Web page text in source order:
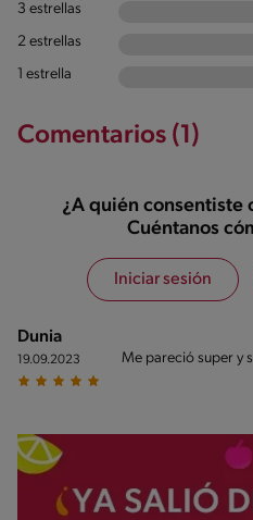
3 estrellas
2 estrellas
1 estrella
Comentarios (1)
¿A quién consentiste
Cuéntanos
Iniciar sesión
Dunia
19.09.2023 Me pareció super y